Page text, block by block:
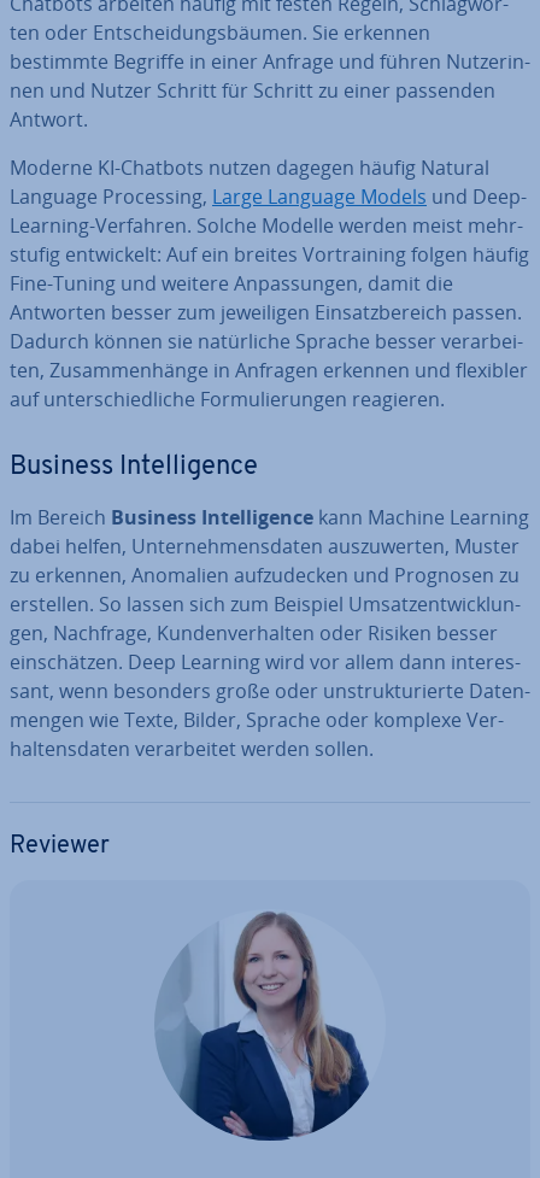
ten oder Ent­schei­dungs­bäu­men. Sie erkennen
bestimmte Begriffe in einer Anfrage und führen Nut­ze­rin­
nen und Nutzer Schritt für Schritt zu einer passenden
Antwort.
Moderne KI-Chatbots nutzen dagegen häufig Natural
Language Pro­ces­sing, Large Language Models und Deep-
Learning-Verfahren. Solche Modelle werden meist mehr­
stu­fig ent­wi­ckelt: Auf ein breites Vor­trai­ning folgen häufig
Fine-Tuning und weitere An­pas­sun­gen, damit die
Antworten besser zum je­wei­li­gen Ein­satz­be­reich passen.
Dadurch können sie na­tür­li­che Sprache besser ver­ar­bei­
ten, Zu­sam­men­hän­ge in Anfragen erkennen und flexibler
auf un­ter­schied­li­che For­mu­lie­run­gen reagieren.
Business In­tel­li­gence
Im Bereich Business In­tel­li­gence kann Machine Learning
dabei helfen, Un­ter­neh­mens­da­ten aus­zu­wer­ten, Muster
zu erkennen, Anomalien auf­zu­de­cken und Prognosen zu
erstellen. So lassen sich zum Beispiel Um­satz­ent­wick­lun­
gen, Nachfrage, Kun­den­ver­hal­ten oder Risiken besser
ein­schät­zen. Deep Learning wird vor allem dann in­ter­es­
sant, wenn besonders große oder un­struk­tu­rier­te Da­ten­
men­gen wie Texte, Bilder, Sprache oder komplexe Ver­
hal­tens­da­ten ver­ar­bei­tet werden sollen.
Reviewer